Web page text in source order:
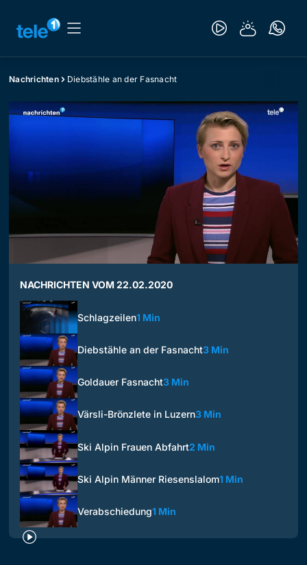
Nachrichten Diebstähle an der Fasnacht
NACHRICHTEN VOM 22.02.2020
Schlagzeilen1 Min
Diebstähle an der Fasnacht3 Min
Goldauer Fasnacht3 Min
Värsli-Brönzlete in Luzern3 Min
Ski Alpin Frauen Abfahrt2 Min
Ski Alpin Männer Riesenslalom1 Min
Verabschiedung1 Min